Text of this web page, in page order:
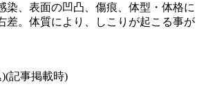
染、表面の凹凸、傷痕、体型・体格に
差。体質により、しこりが起こる事が
)(記事掲載時)